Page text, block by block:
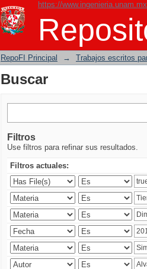
https://www.ingenieria.unam.mx
Buscar
RepoFI Principal → Trabajos escritos
Buscar
Filtros
Use filtros para refinar sus resultados.
Filtros actuales: